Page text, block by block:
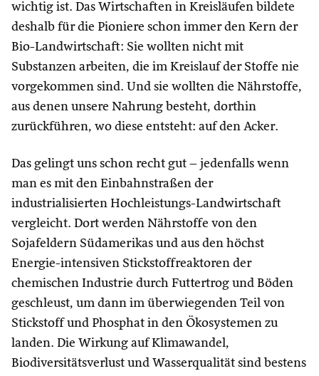
wichtig ist. Das Wirtschaften in Kreisläufen bildete
deshalb für die Pioniere schon immer den Kern der
Bio-Landwirtschaft: Sie wollten nicht mit
Substanzen arbeiten, die im Kreislauf der Stoffe nie
vorgekommen sind. Und sie wollten die Nährstoffe,
aus denen unsere Nahrung besteht, dorthin
zurückführen, wo diese entsteht: auf den Acker.
Das gelingt uns schon recht gut – jedenfalls wenn
man es mit den Einbahnstraßen der
industrialisierten Hochleistungs-Landwirtschaft
vergleicht. Dort werden Nährstoffe von den
Sojafeldern Südamerikas und aus den höchst
Energie-intensiven Stickstoffreaktoren der
chemischen Industrie durch Futtertrog und Böden
geschleust, um dann im überwiegenden Teil von
Stickstoff und Phosphat in den Ökosystemen zu
landen. Die Wirkung auf Klimawandel,
Biodiversitätsverlust und Wasserqualität sind bestens